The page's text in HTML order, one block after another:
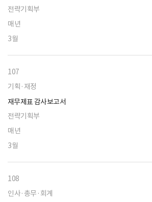
전략기획부
매년
3월
107
기획·재정
재무제표 감사보고서
전략기획부
매년
3월
108
인사·총무·회계